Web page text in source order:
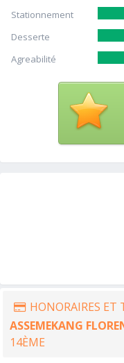
Stationnement
Desserte
Agreabilité
HONORAIRES ET
ASSEMEKANG
14ÈME